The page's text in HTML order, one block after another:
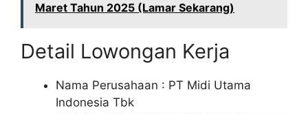
Maret Tahun 2025 (Lamar Sekarang)
Detail Lowongan Kerja
Nama Perusahaan : PT Midi Utama
Indonesia Tbk